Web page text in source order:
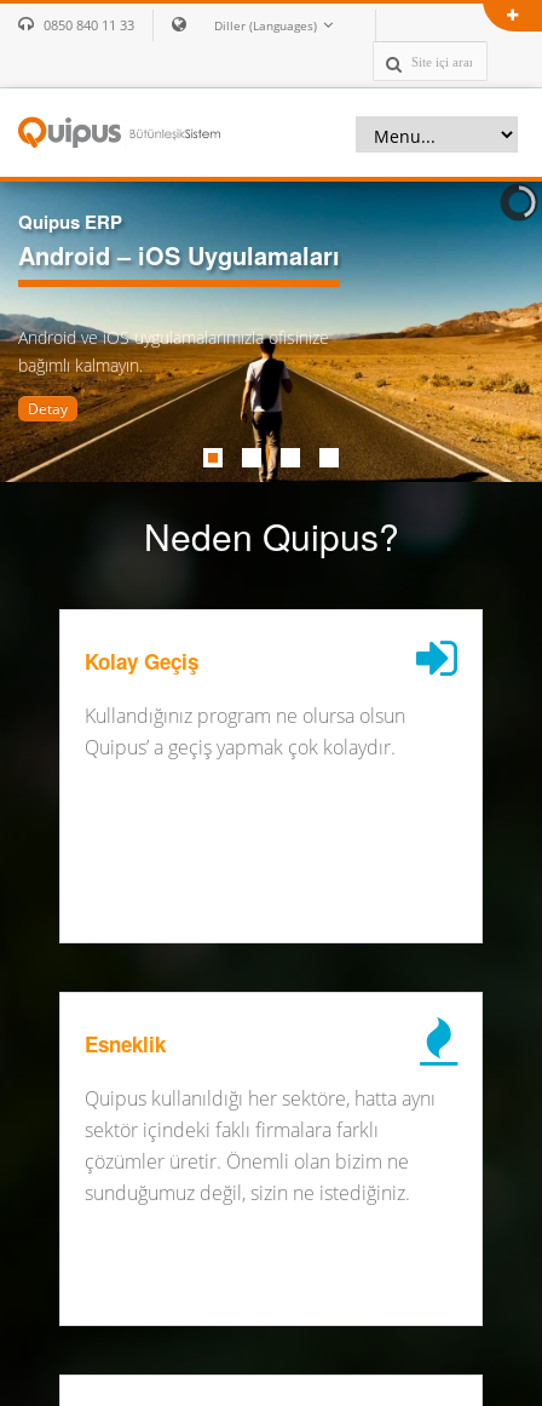
0850 840 11 33 Diller (Languages)
Quipus ERP
Android – iOS Uygulamaları
Android ve iOS uygulamalarımızla ofisinize
bağımlı kalmayın.
Detay
Neden Quipus?
Kolay Geçiş
Kullandığınız program ne olursa olsun
Quipus’ a geçiş yapmak çok kolaydır.
Esneklik
Quipus kullanıldığı her sektöre, hatta aynı
sektör içindeki faklı firmalara farklı
çözümler üretir. Önemli olan bizim ne
sunduğumuz değil, sizin ne istediğiniz.